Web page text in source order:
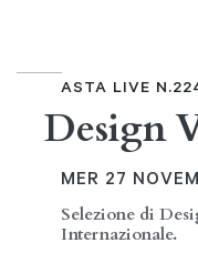
ASTA LIVE
Design
MER 27
Selezione di
Internazionale.